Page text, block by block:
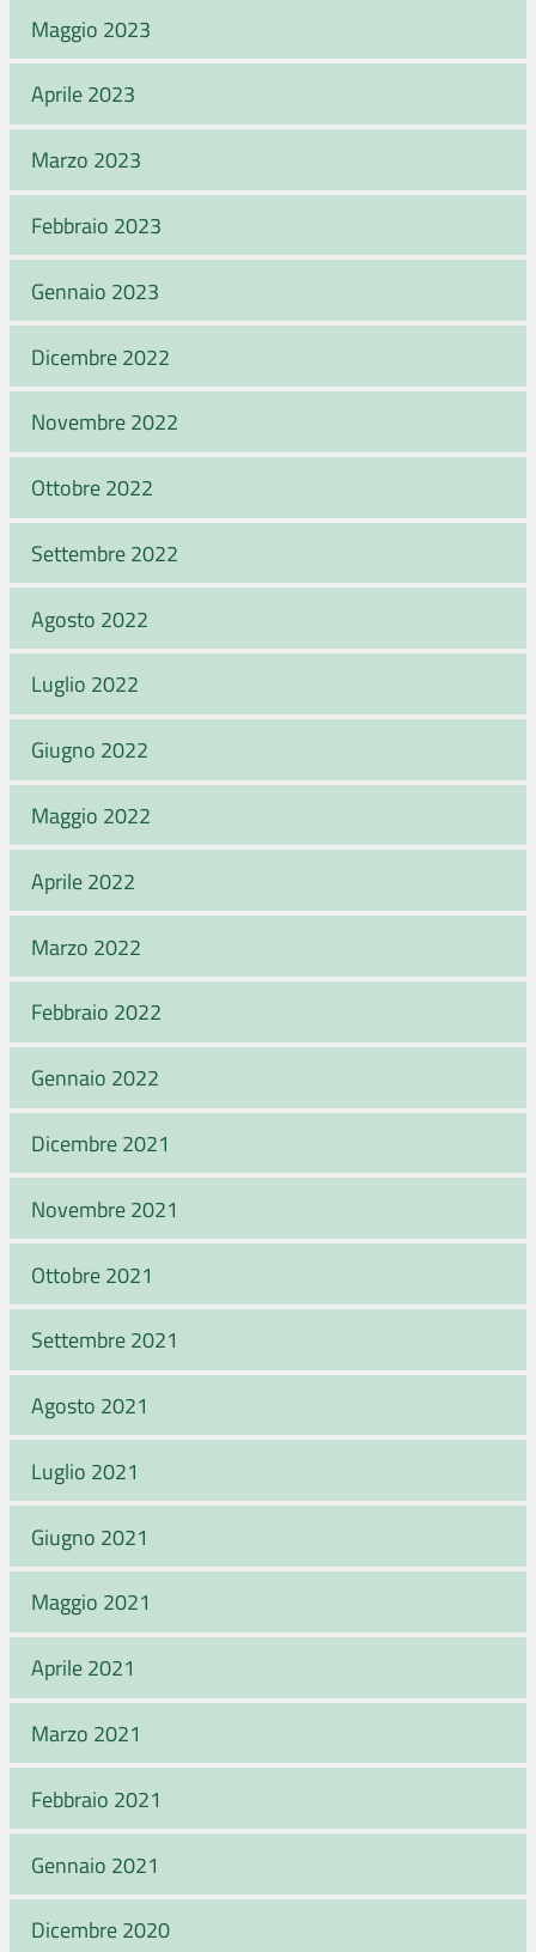
Maggio 2023
Aprile 2023
Marzo 2023
Febbraio 2023
Gennaio 2023
Dicembre 2022
Novembre 2022
Ottobre 2022
Settembre 2022
Agosto 2022
Luglio 2022
Giugno 2022
Maggio 2022
Aprile 2022
Marzo 2022
Febbraio 2022
Gennaio 2022
Dicembre 2021
Novembre 2021
Ottobre 2021
Settembre 2021
Agosto 2021
Luglio 2021
Giugno 2021
Maggio 2021
Aprile 2021
Marzo 2021
Febbraio 2021
Gennaio 2021
Dicembre 2020